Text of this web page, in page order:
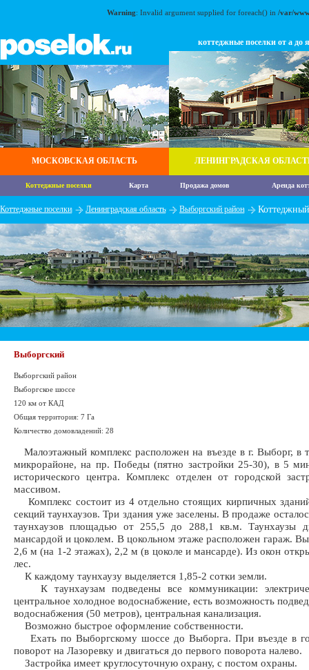
Warning: Invalid argument supplied for foreach() in /var/
МОСКОВСКАЯ ОБЛАСТЬ
коттеджные поселки от а до я
ЛЕНИНГРАДСКАЯ
Коттеджные поселки Карта Продажа домов Аренда
Коттеджные поселки Ленинградская область Выборгский район
Выборгский
Выборгский район
Выборгское шоссе
120 км от КАД
Общая территория: 7 Га
Количество домовладений: 28
Малоэтажный комплекс расположен на въезде в г. Выборг, в
микрорайоне, на пр. Победы (пятно застройки 25-30), в 5
исторического центра. Комплекс отделен от городской
массивом.
Комплекс состоит из 4 отдельно стоящих кирпичных
секций таунхаузов. Три здания уже заселены. В продаже
таунхаузов площадью от 255,5 до 288,1 кв.м. Таунхаузы
мансардой и цоколем. В цокольном этаже расположен гараж.
2,6 м (на 1-2 этажах), 2,2 м (в цоколе и мансарде). Из окон
лес.
К каждому таунхаузу выделяется 1,85-2 сотки земли.
К таунхаузам подведены все коммуникации:
центральное холодное водоснабжение, есть возможность
водоснабжения (50 метров), центральная канализация.
Возможно быстрое оформление собственности.
Ехать по Выборгскому шоссе до Выборга. При въезде в
поворот на Лазоревку и двигаться до первого поворота налево.
Застройка имеет круглосуточную охрану, с постом охраны.